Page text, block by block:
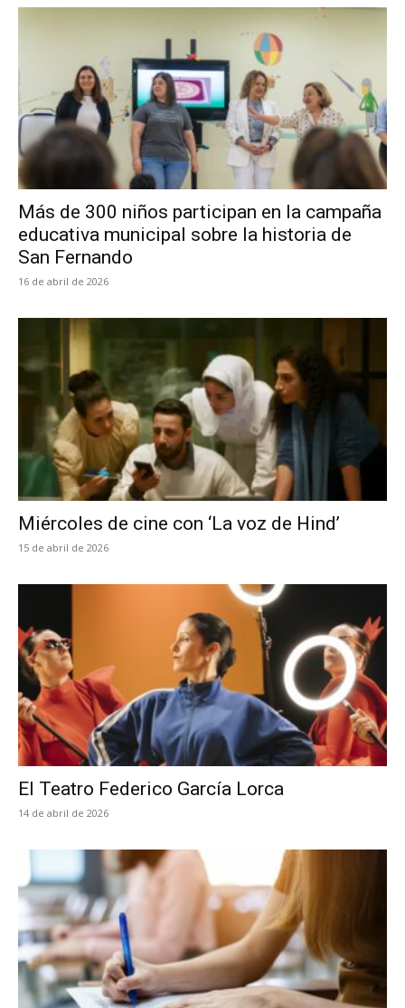
Más de 300 niños participan en la campaña
educativa municipal sobre la historia de
San Fernando
16 de abril de 2026
Miércoles de cine con ‘La voz de Hind’
15 de abril de 2026
El Teatro Federico García Lorca
14 de abril de 2026